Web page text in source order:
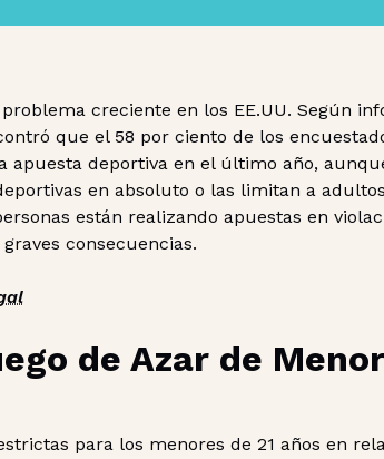
creciente en los EE.UU. Según
que el 58 por ciento de los
apuesta deportiva en el último año,
en absoluto o las limitan a
están realizando apuestas en
consecuencias.
de Azar de
para los menores de 21 años en